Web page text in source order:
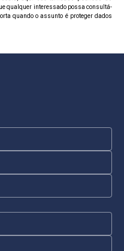
qualquer interessado possa consultá-
quando o assunto é proteger dados